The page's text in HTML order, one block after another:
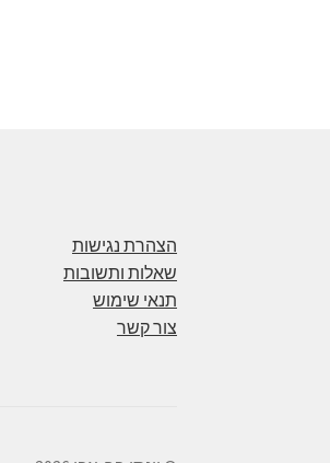
הצהרת נגישות
שאלות ותשובות
תנאי שימוש
צור קשר